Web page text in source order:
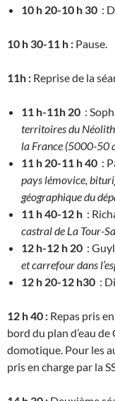
10 h 20-10 h 30 :
10 h 30-11 h : Pause.
11h : Reprise de la
11 h-11h 20 :
territoires du
la France (5000-50
11 h 20-11 h 40 :
pays lémovice,
géographique du
11 h 40-12 h :
castral de La Tour-
12 h-12 h 20 :
et carrefour dans
12 h 20-12 h30 :
12 h 40 : Repas pris
bord du plan d’eau de
domotique. Pour les
pris en charge par la